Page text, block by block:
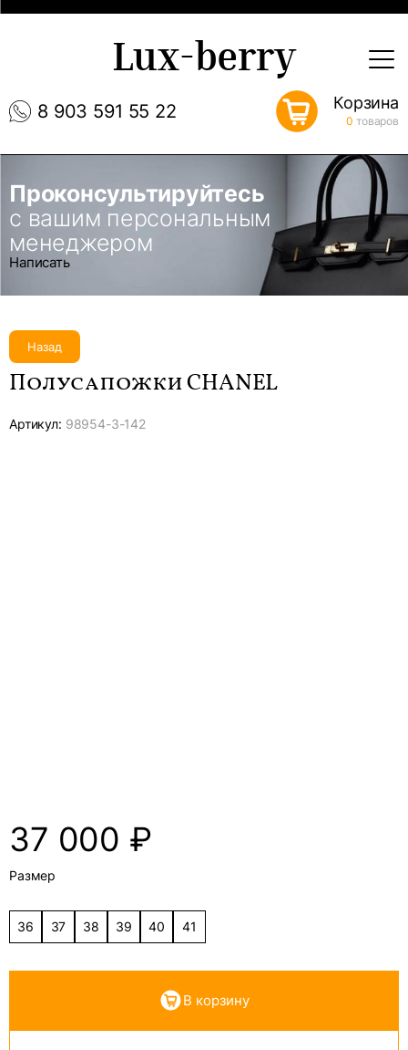
8 903 591 55 22
Lux-berry
Корзина
0 товаров
Проконсультируйтесь
с вашим персональным
менеджером
Написать
Назад
Полусапожки CHANEL
Артикул: 98954-3-142
37 000 ₽
Размер
36 37 38 39 40 41
В корзину